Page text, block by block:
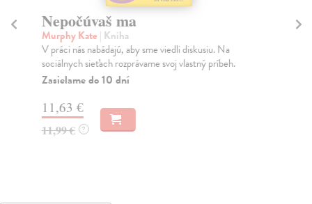
Nepočúvaš ma
Murphy Kate | Kniha
V práci nás nabádajú, aby sme viedli diskusiu. Na
sociálnych sieťach rozprávame svoj vlastný príbeh.
Zasielame do 10 dní
11,63 €
11,99 € ?